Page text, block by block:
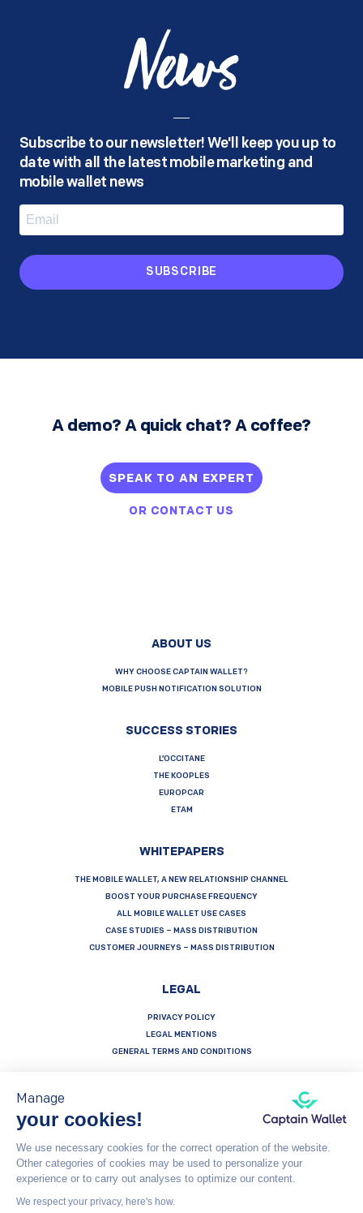
News
Subscribe to our newsletter! We'll keep you up to
date with all the latest mobile marketing and
mobile wallet news
SUBSCRIBE
A demo? A quick chat? A coffee?
SPEAK TO AN EXPERT
OR CONTACT US
ABOUT US
WHY CHOOSE CAPTAIN WALLET?
MOBILE PUSH NOTIFICATION SOLUTION
SUCCESS STORIES
L’OCCITANE
THE KOOPLES
EUROPCAR
ETAM
WHITEPAPERS
THE MOBILE WALLET, A NEW RELATIONSHIP CHANNEL
BOOST YOUR PURCHASE FREQUENCY
ALL MOBILE WALLET USE CASES
CASE STUDIES – MASS DISTRIBUTION
CUSTOMER JOURNEYS – MASS DISTRIBUTION
LEGAL
PRIVACY POLICY
LEGAL MENTIONS
GENERAL TERMS AND CONDITIONS
Français Español English
© Captain Wallet 2023General Terms and Conditions
Manage
your cookies!
We use necessary cookies for the correct operation of the website.
Other categories of cookies may be used to personalize your
experience or to carry out analyses to optimize our content.
We respect your privacy, here's how.